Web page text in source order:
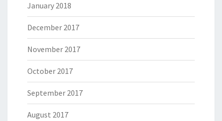
January 2018
December 2017
November 2017
October 2017
September 2017
August 2017